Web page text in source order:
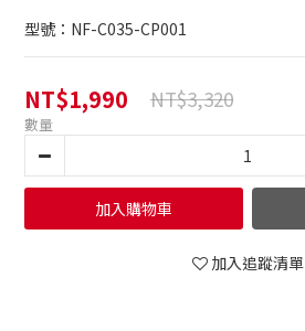
型號：NF-C035-CP001
NT$1,990 NT$3,320
數量
加入購物車
加入追蹤清單